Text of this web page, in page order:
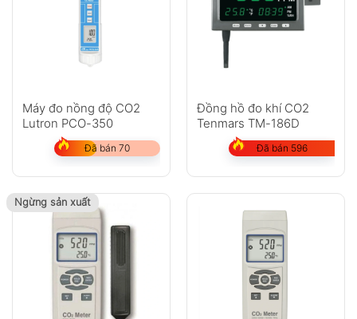
Máy đo nồng độ CO2
Lutron PCO-350
Đã bán 70
Đồng hồ đo khí CO2
Tenmars TM-186D
Đã bán 596
Ngừng sản xuất